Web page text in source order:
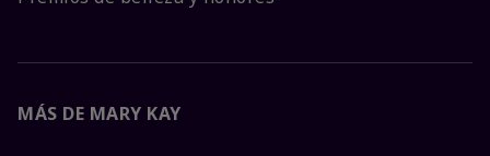
MÁS DE MARY KAY